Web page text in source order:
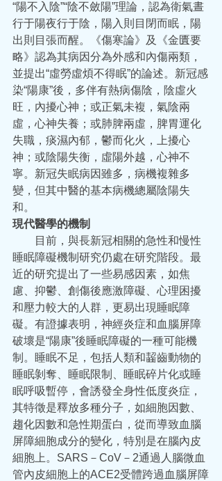
“陽不入陰”“陰不斂陽”理論，認為衛氣晝
行于陽夜行于陰，陽入則目閉而眠，陽
出則目張而醒。《傷寒論》及《金匱要
略》認為其病因分為外感和內傷兩類，
並提出“虛勞虛煩不得眠”的論述。新冠感
染“陽康”後，多伴有熱病傷陰，陰虛火
旺，內擾心神；或正氣未複，氣陰兩
虛，心神失養；或肺脾兩虛，脾胃運化
失職，痰濕內郁，鬱而化火，上擾心
神；或陰陽失衡，虛陽外越，心神不
寧。新冠失眠病因雖多，病機複雜多
變，但其中醫的基本病機總屬陰陽失
和。
現代醫學的機制
目前，與長新冠相關的急性和慢性
睡眠障礙機制研究仍處在研究階段。最
近的研究提出了一些易感因素，如焦
慮、抑鬱、創傷後應激障礙、心理困擾
和壓力較大的人群，更易出現睡眠障
礙。有證據表明，神經炎症和血腦屏障
破壞是“陽康”後睡眠障礙的一種可能機
制。睡眠不足，包括人類和齧齒動物的
睡眠剝奪、睡眠限制、睡眠碎片化或睡
眠呼吸暫停，會誘發全身性低度炎症，
其特徵是釋放多種分子，如細胞因數、
趨化因數和急性期蛋白，從而導致血腦
屏障細胞成分的變化，特別是在腦內皮
細胞上。SARS－CoV－2通過人腦微血
管內皮細胞上的ACE2受體跨過血腦屏障